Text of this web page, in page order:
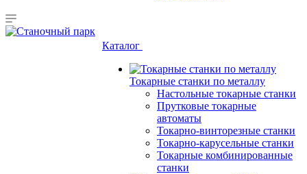
Каталог
Токарные станки по металлу
Настольные токарные станки
Прутковые токарные
автоматы
Токарно-винторезные станки
Токарно-карусельные станки
Токарные комбинированные
станки